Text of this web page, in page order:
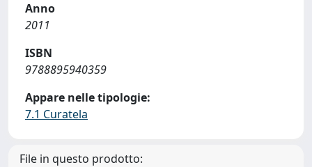
Anno
2011
ISBN
9788895940359
Appare nelle tipologie:
7.1 Curatela
File in questo prodotto: